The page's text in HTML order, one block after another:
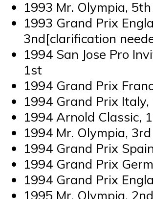
1993 Mr. Olympia, 5th
1993 Grand Prix
3nd[clarification
1994 San Jose Pro
1st
1994 Grand Prix
1994 Grand Prix Italy,
1994 Arnold Classic,
1994 Mr. Olympia, 3rd
1994 Grand Prix
1994 Grand Prix
1994 Grand Prix
1995 Mr. Olympia, 2nd